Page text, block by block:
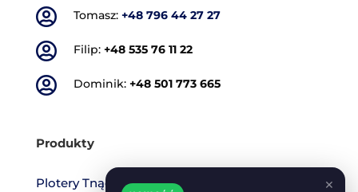
 Tomasz: +48 796 44 27 27
 Filip: +48 535 76 11 22
 Dominik: +48 501 773 665
Produkty
Plotery Tnące ×